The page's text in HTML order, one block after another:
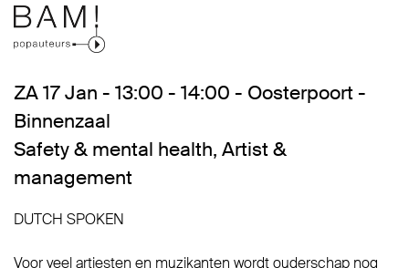
ZA 17 Jan - 13:00 - 14:00 - Oosterpoort -
Binnenzaal
Safety & mental health, Artist &
management
DUTCH SPOKEN
Voor veel artiesten en muzikanten wordt ouderschap nog